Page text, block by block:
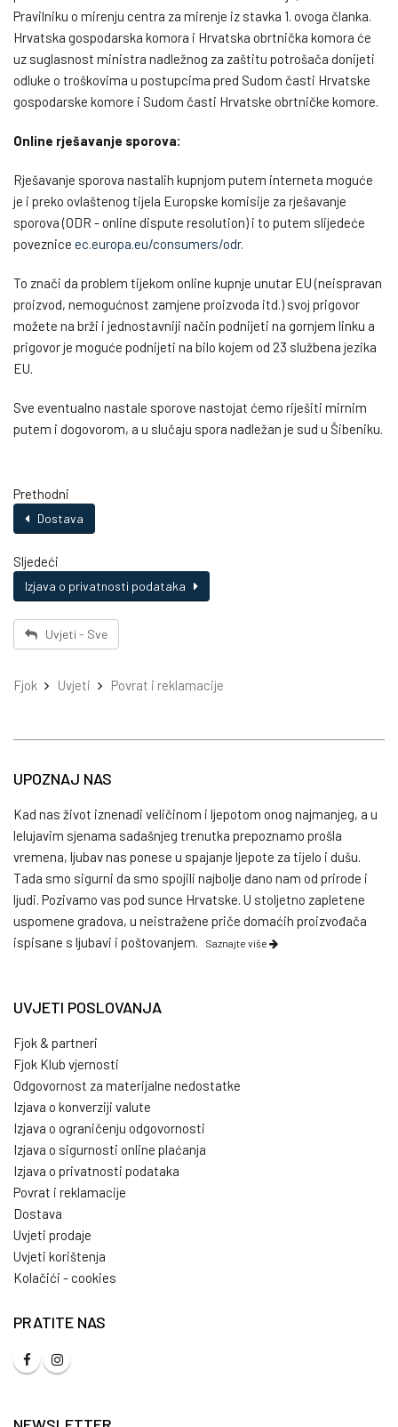
Pravilniku o mirenju centra za mirenje iz stavka 1. ovoga članka.
Hrvatska gospodarska komora i Hrvatska obrtnička komora će
uz suglasnost ministra nadležnog za zaštitu potrošača donijeti
odluke o troškovima u postupcima pred Sudom časti Hrvatske
gospodarske komore i Sudom časti Hrvatske obrtničke komore.
Online rješavanje sporova:
Rješavanje sporova nastalih kupnjom putem interneta moguće
je i preko ovlaštenog tijela Europske komisije za rješavanje
sporova (ODR - online dispute resolution) i to putem slijedeće
poveznice ec.europa.eu/consumers/odr.
To znači da problem tijekom online kupnje unutar EU (neispravan
proizvod, nemogućnost zamjene proizvoda itd.) svoj prigovor
možete na brži i jednostavniji način podnijeti na gornjem linku a
prigovor je moguće podnijeti na bilo kojem od 23 službena jezika
EU.
Sve eventualno nastale sporove nastojat ćemo riješiti mirnim
putem i dogovorom, a u slučaju spora nadležan je sud u Šibeniku.
Prethodni
Dostava
Sljedeći
Izjava o privatnosti podataka
Uvjeti - Sve
Fjok Uvjeti Povrat i reklamacije
UPOZNAJ NAS
Kad nas život iznenadi veličinom i ljepotom onog najmanjeg, a u
lelujavim sjenama sadašnjeg trenutka prepoznamo prošla
vremena, ljubav nas ponese u spajanje ljepote za tijelo i dušu.
Tada smo sigurni da smo spojili najbolje dano nam od prirode i
ljudi. Pozivamo vas pod sunce Hrvatske. U stoljetno zapletene
uspomene gradova, u neistražene priče domaćih proizvođača
ispisane s ljubavi i poštovanjem.
Saznajte više
UVJETI POSLOVANJA
Fjok & partneri
Fjok Klub vjernosti
Odgovornost za materijalne nedostatke
Izjava o konverziji valute
Izjava o ograničenju odgovornosti
Izjava o sigurnosti online plaćanja
Izjava o privatnosti podataka
Povrat i reklamacije
Dostava
Uvjeti prodaje
Uvjeti korištenja
Kolačići - cookies
PRATITE NAS